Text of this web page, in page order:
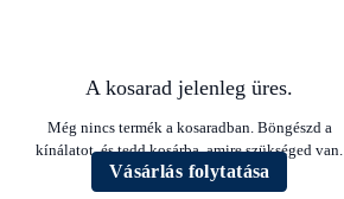
A kosarad jelenleg üres.
Még nincs termék a kosaradban. Böngészd a
kínálatot, és tedd kosárba, amire szükséged van.
Vásárlás folytatása